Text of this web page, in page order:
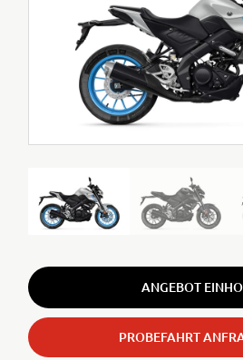
ANGEBOT
PROBEFAHRT